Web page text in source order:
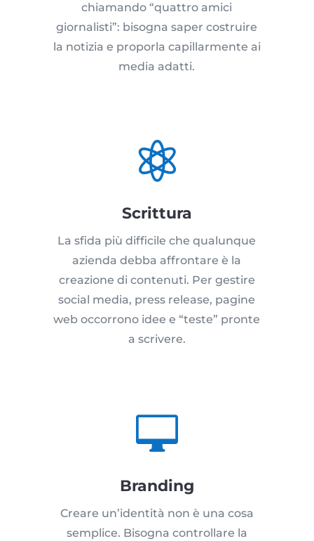
chiamando “quattro amici
giornalisti”: bisogna saper costruire
la notizia e proporla capillarmente ai
media adatti.

Scrittura
La sfida più difficile che qualunque
azienda debba affrontare è la
creazione di contenuti. Per gestire
social media, press release, pagine
web occorrono idee e “teste” pronte
a scrivere.

Branding
Creare un’identità non è una cosa
semplice. Bisogna controllare la